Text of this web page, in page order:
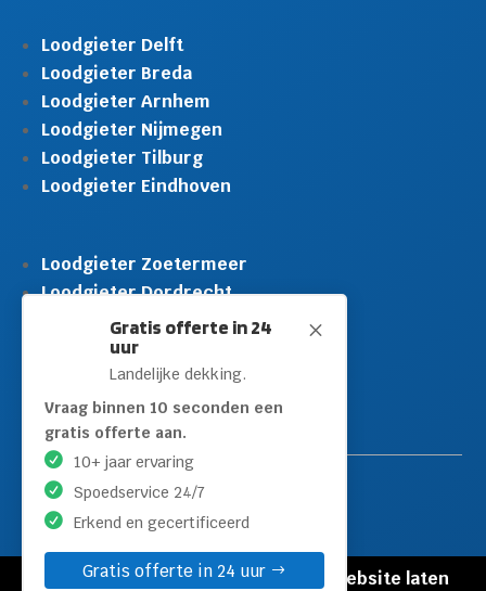
M
Gratis offerte in 24
uur
Landelijke dekking.
Vraag binnen 10 seconden een
gratis offerte aan.
10+ jaar ervaring
Spoedservice 24/7
Erkend en gecertificeerd
Gratis offerte in 24 uur
Loodgieter Delft
Loodgieter Breda
Loodgieter Arnhem
Loodgieter Nijmegen
Loodgieter Tilburg
Loodgieter Eindhoven
Loodgieter Zoetermeer
Loodgieter Dordrecht
Loodgieter Rijswijk
Loodgieter Schiedam
Loodgieter Leidschendam
Loodgieter Hilversum
© Copyright Loodgieters Kwartier | Website laten